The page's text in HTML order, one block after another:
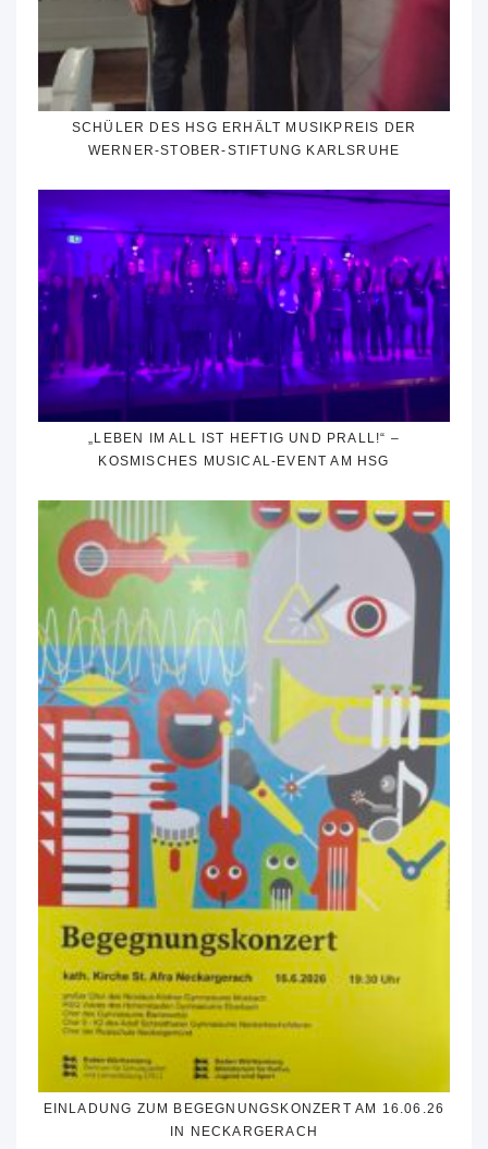
SCHÜLER DES HSG ERHÄLT MUSIKPREIS DER
WERNER-STOBER-STIFTUNG KARLSRUHE
„LEBEN IM ALL IST HEFTIG UND PRALL!“ –
KOSMISCHES MUSICAL-EVENT AM HSG
EINLADUNG ZUM BEGEGNUNGSKONZERT AM 16.06.26
IN NECKARGERACH